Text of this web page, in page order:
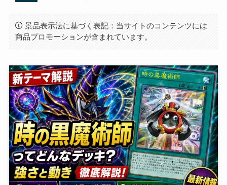
景品表示法に基づく表記：当サイトのコンテンツには
商品プロモーションが含まれています。